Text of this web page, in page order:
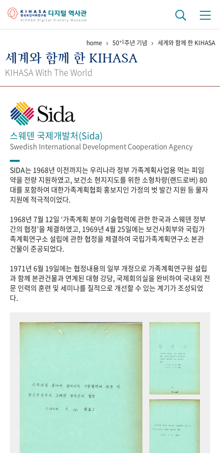
걸어온 길 기관 변천사 역대 기관장
정책과 연구 키워드로 보는 연구 역사
간행물 변천사
기록물 아카이브
사진 아카이브 문서 기록물 행정박물 영상 기록물
성과 50선 숫자로 보는 50년 50+1주년 광장
세계와 함께 한 KIHASA
VR 역사관
home 50+1주년 기념 세계와 함께 한 KIHASA
세계와 함께 한 KIHASA
KIHASA With The World
스웨덴 국제개발처(Sida)
Swedish International Development Cooperation Agency
SIDA는 1968년 이전까지는 우리나라 정부 가족계획사업용 먹는 피임
약을 전량 지원하였고, 보건소 현지지도를 위한 소형차량(랜드로버) 80
대를 포함하여 대한가족계획협회 홍보지인 가정의 벗 발간 지원 등 물자
지원에 적극적이었다.
1968년 7월 12일 ‘가족계획 분야 기술협력에 관한 한국과 스웨덴 정부
간의 협정’을 체결하였고, 1969년 4월 25일에는 보건사회부와 국립가
족계획연구소 설립에 관한 협정을 체결하여 국립가족계획연구소 본관
건물이 준공되었다.
1971년 6월 19일에는 협정내용의 일부 개정으로 가족계획연구원 설립
과 함께 본관건물과 연계된 대형 강당, 국제회의실을 완비하여 국내외 전
문 인력의 훈련 및 세미나를 질적으로 개선할 수 있는 계기가 조성되었
다.